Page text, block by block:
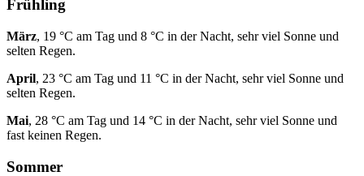
Frühling
März, 19 °C am Tag und 8 °C in der Nacht, sehr viel Sonne und
selten Regen.
April, 23 °C am Tag und 11 °C in der Nacht, sehr viel Sonne und
selten Regen.
Mai, 28 °C am Tag und 14 °C in der Nacht, sehr viel Sonne und
fast keinen Regen.
Sommer